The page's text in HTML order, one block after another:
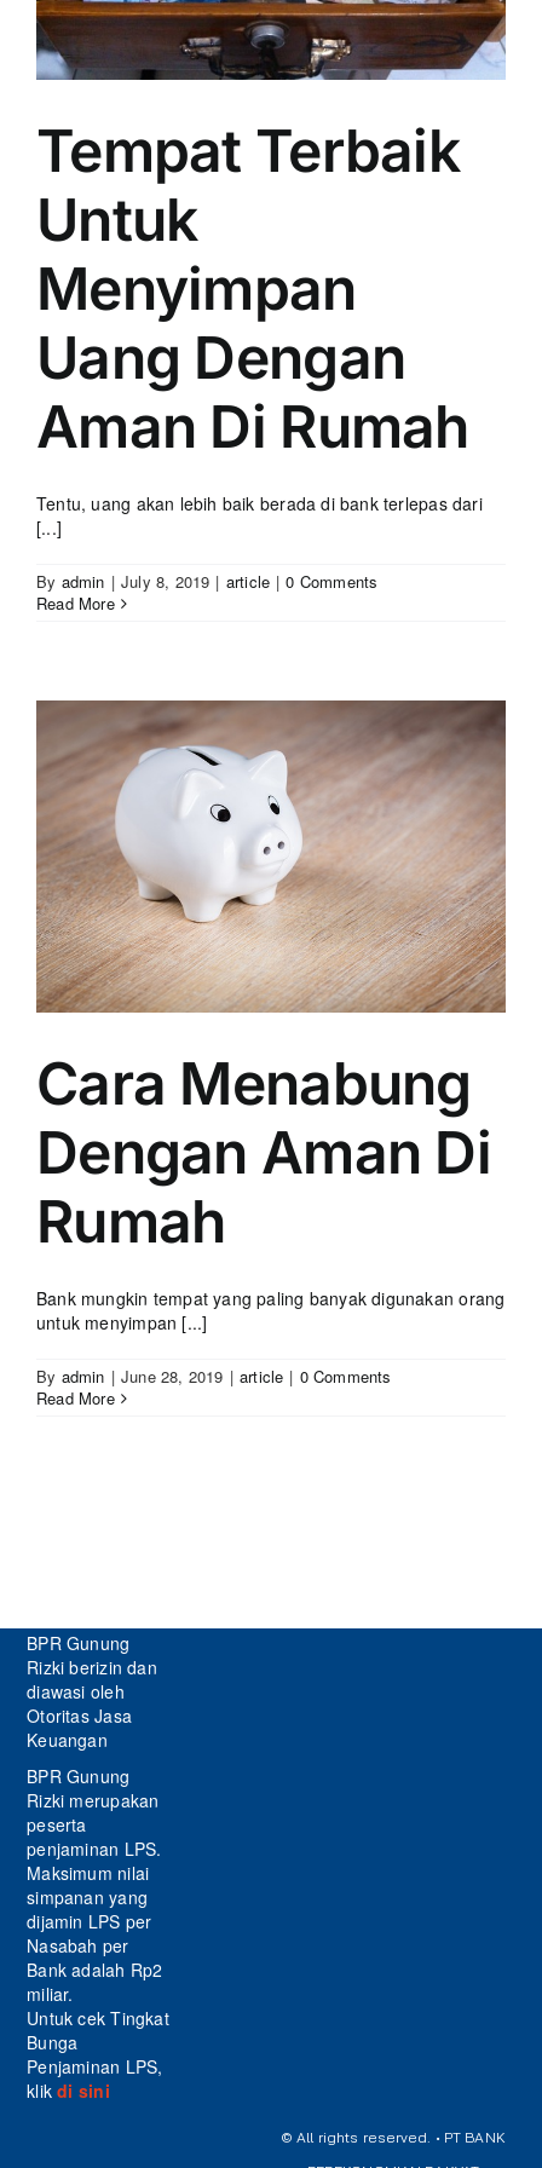
Tempat Terbaik
Untuk
Menyimpan
Uang Dengan
Aman Di Rumah
Tentu, uang akan lebih baik berada di bank terlepas dari
[...]
By admin | July 8, 2019 | article | 0 Comments
Read More
Cara Menabung
Dengan Aman Di
Rumah
Bank mungkin tempat yang paling banyak digunakan orang
untuk menyimpan [...]
By admin | June 28, 2019 | article | 0 Comments
Read More
BPR Gunung
Rizki berizin dan
diawasi oleh
Otoritas Jasa
Keuangan
BPR Gunung
Rizki merupakan
peserta
penjaminan LPS.
Maksimum nilai
simpanan yang
dijamin LPS per
Nasabah per
Bank adalah Rp2
miliar.
Untuk cek Tingkat
Bunga
Penjaminan LPS,
klik di sini
© All rights reserved. • PT BANK